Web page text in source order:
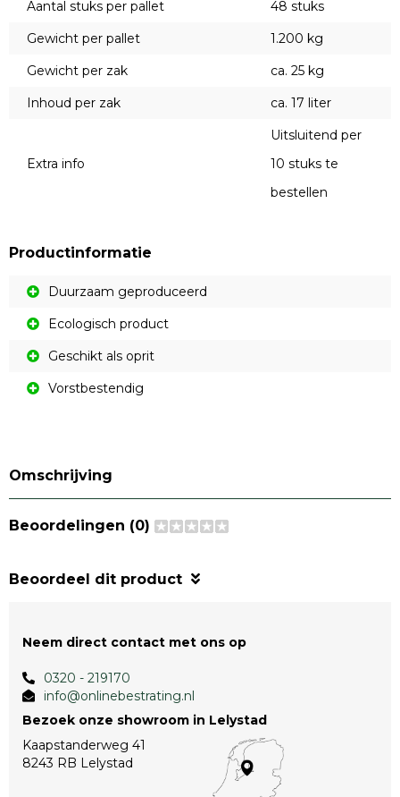
Aantal stuks per pallet
48 stuks
Gewicht per pallet
1.200 kg
Gewicht per zak
ca. 25 kg
Inhoud per zak
ca. 17 liter
Extra info
Uitsluitend per
10 stuks te
bestellen
Productinformatie
Duurzaam geproduceerd
Ecologisch product
Geschikt als oprit
Vorstbestendig
Omschrijving
Beoordelingen (0)
Beoordeel dit product
Neem direct contact met ons op
0320 - 219170
info@onlinebestrating.nl
Bezoek onze showroom in Lelystad
Kaapstanderweg 41
8243 RB Lelystad